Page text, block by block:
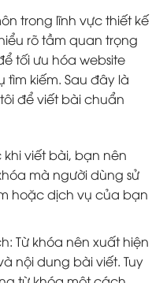
trong lĩnh vực thiết kế
rõ tầm quan trọng
tối ưu hóa website
kiếm. Sau đây là
để viết bài chuẩn
khi viết bài, bạn nên
mà người dùng sử
hoặc dịch vụ của bạn
Từ khóa nên xuất hiện
nội dung bài viết. Tuy